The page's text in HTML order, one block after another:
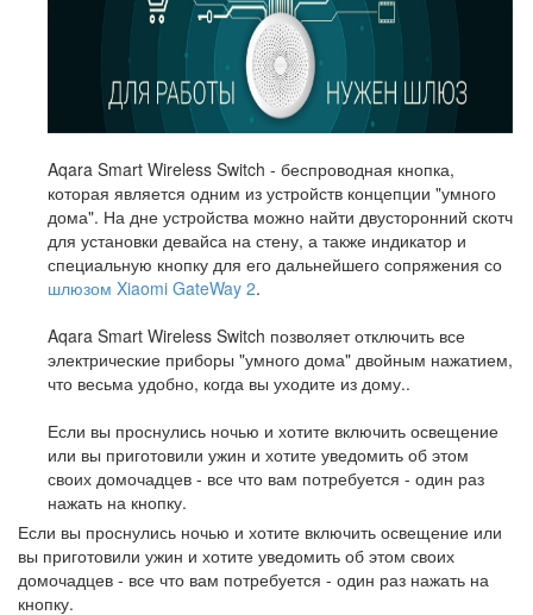
Aqara Smart Wireless Switch - беспроводная кнопка,
которая является одним из устройств концепции "умного
дома". На дне устройства можно найти двусторонний скотч
для установки девайса на стену, а также индикатор и
специальную кнопку для его дальнейшего сопряжения со
шлюзом Xiaomi GateWay 2.
Aqara Smart Wireless Switch позволяет отключить все
электрические приборы "умного дома" двойным нажатием,
что весьма удобно, когда вы уходите из дому..
Если вы проснулись ночью и хотите включить освещение
или вы приготовили ужин и хотите уведомить об этом
своих домочадцев - все что вам потребуется - один раз
нажать на кнопку.
Если вы проснулись ночью и хотите включить освещение или
вы приготовили ужин и хотите уведомить об этом своих
домочадцев - все что вам потребуется - один раз нажать на
кнопку.